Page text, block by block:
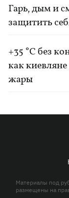
Гарь, дым и
защитить
+35 °C без
как
жары
Материалы под
размещены на